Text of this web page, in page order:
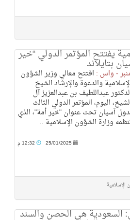
يفتتح المؤتمر الدولي “خير
بتايلاند
- واس : افتتح معالي وزير الشؤون
والدعوة والإرشاد الشيخ
عبداللطيف بن عبدالعزيز آل
اليوم، المؤتمر الدولي الثالث
آسيان تحت عنوان "خير أمة"، الذي
وزارة الشؤون الإسلامية ..
25/01/2025
الإسلامية
السعودية هي الحصن والسند